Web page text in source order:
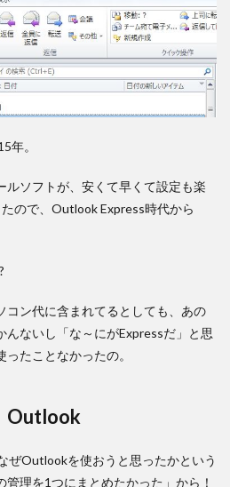
年。
ルソフトが、安くて早くて設定も楽
ので、Outlook Express時代から
コン代に含まれてるとしても、あの
んないし「な～にがExpressだ」と思
たことなかったの。
Outlook
ぜOutlookを使おうと思ったかという
理を1つにまとめたかった」から！